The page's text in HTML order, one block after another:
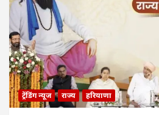
ट्रेंडिंग न्यूज राज्य हरियाणा